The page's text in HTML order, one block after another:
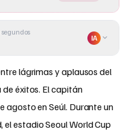
segundos
IA
lágrimas y aplausos del
éxitos. El capitán
agosto en Seúl. Durante un
estadio Seoul World Cup